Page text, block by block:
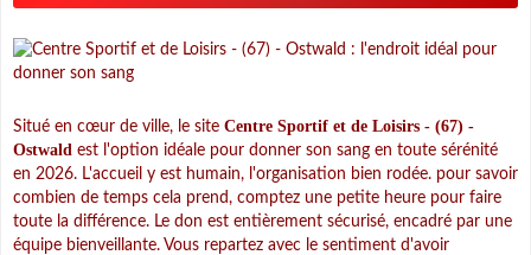
Situé en cœur de ville, le site Centre Sportif et de Loisirs - (67) -
Ostwald est l'option idéale pour donner son sang en toute sérénité
en 2026. L'accueil y est humain, l'organisation bien rodée. pour savoir
combien de temps cela prend, comptez une petite heure pour faire
toute la différence. Le don est entièrement sécurisé, encadré par une
équipe bienveillante. Vous repartez avec le sentiment d'avoir